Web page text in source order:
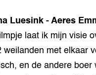
Luesink - Aeres
laat ik mijn visie
weilanden met elkaar
en de andere boer